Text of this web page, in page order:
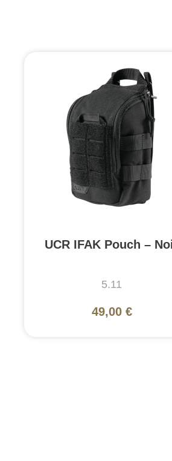
UCR IFAK Pouch –
5.11
49,00 €